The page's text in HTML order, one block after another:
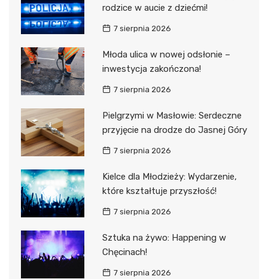
rodzice w aucie z dziećmi!
7 sierpnia 2026
Młoda ulica w nowej odsłonie –
inwestycja zakończona!
7 sierpnia 2026
Pielgrzymi w Masłowie: Serdeczne
przyjęcie na drodze do Jasnej Góry
7 sierpnia 2026
Kielce dla Młodzieży: Wydarzenie,
które kształtuje przyszłość!
7 sierpnia 2026
Sztuka na żywo: Happening w
Chęcinach!
7 sierpnia 2026